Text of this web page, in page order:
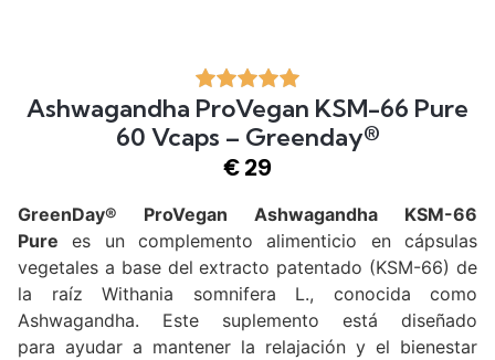
Ashwagandha ProVegan KSM-66 Pure
60 Vcaps – Greenday®
€29
GreenDay® ProVegan Ashwagandha KSM-66
Pure es un complemento alimenticio en cápsulas
vegetales a base del extracto patentado (KSM-66) de
la raíz Withania somnifera L., conocida como
Ashwagandha. Este suplemento está diseñado
para ayudar a mantener la relajación y el bienestar